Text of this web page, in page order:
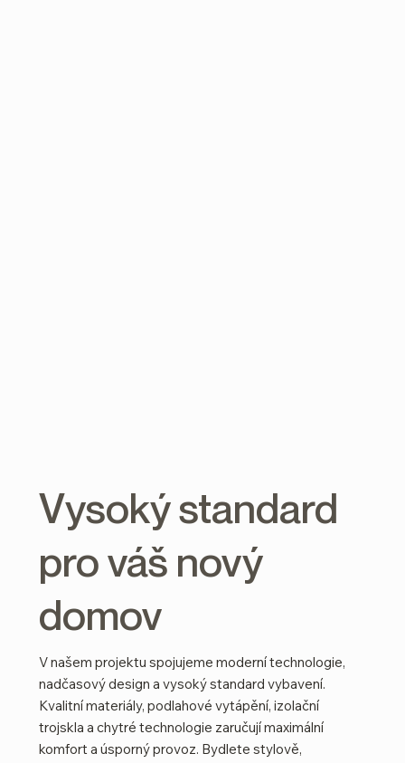
Vysoký standard
pro váš nový
domov
V našem projektu spojujeme moderní technologie,
nadčasový design a vysoký standard vybavení.
Kvalitní materiály, podlahové vytápění, izolační
trojskla a chytré technologie zaručují maximální
komfort a úsporný provoz. Bydlete stylově,